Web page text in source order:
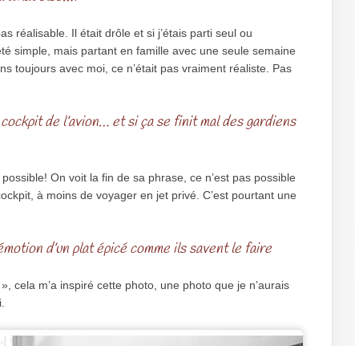
réalisable. Il était drôle et si j’étais parti seul ou
simple, mais partant en famille avec une seule semaine
toujours avec moi, ce n’était pas vraiment réaliste. Pas
de l’avion… et si ça se finit mal des gardiens
On voit la fin de sa phrase, ce n’est pas possible
à moins de voyager en jet privé. C’est pourtant une
d’un plat épicé comme ils savent le faire
cela m’a inspiré cette photo, une photo que je n’aurais